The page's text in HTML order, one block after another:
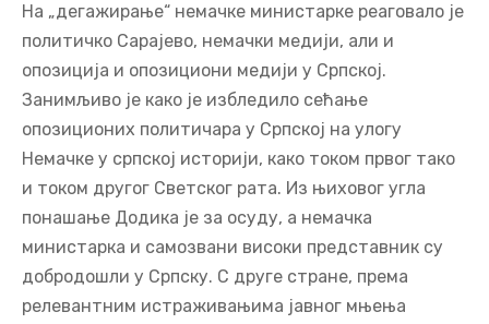
На „дегажирање“ немачке министарке реаговало је
политичко Сарајево, немачки медији, али и
опозиција и опозициони медији у Српској.
Занимљиво је како је избледило сећање
опозиционих политичара у Српској на улогу
Немачке у српској историји, како током првог тако
и током другог Светског рата. Из њиховог угла
понашање Додика је за осуду, а немачка
министарка и самозвани високи представник су
добродошли у Српску. С друге стране, према
релевантним истраживањима јавног мњења